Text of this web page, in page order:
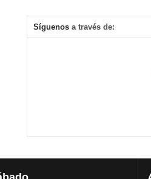
Síguenos a través de: